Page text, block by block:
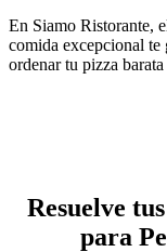
En Siamo Ristorante,
comida excepcional
ordenar tu pizza
Resuelve
para